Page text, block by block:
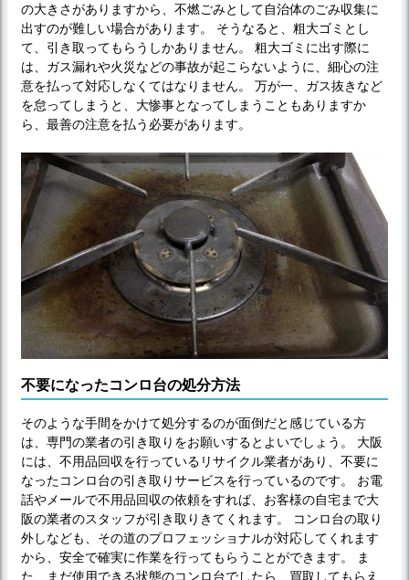
の大きさがありますから、不燃ごみとして自治体のごみ収集に
出すのが難しい場合があります。 そうなると、粗大ゴミとし
て、引き取ってもらうしかありません。 粗大ゴミに出す際に
は、ガス漏れや火災などの事故が起こらないように、細心の注
意を払って対応しなくてはなりません。 万が一、ガス抜きなど
を怠ってしまうと、大惨事となってしまうこともありますか
ら、最善の注意を払う必要があります。
不要になったコンロ台の処分方法
そのような手間をかけて処分するのが面倒だと感じている方
は、専門の業者の引き取りをお願いするとよいでしょう。 大阪
には、不用品回収を行っているリサイクル業者があり、不要に
なったコンロ台の引き取りサービスを行っているのです。 お電
話やメールで不用品回収の依頼をすれば、お客様の自宅まで大
阪の業者のスタッフが引き取りきてくれます。 コンロ台の取り
外しなども、その道のプロフェッショナルが対応してくれます
から、安全で確実に作業を行ってもらうことができます。 ま
た、まだ使用できる状態のコンロ台でしたら、買取してもらえ